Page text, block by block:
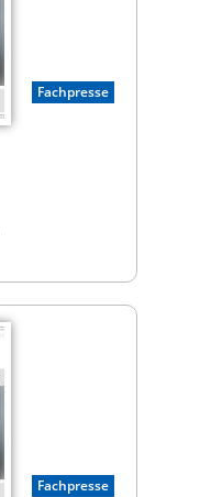
Fachpresse
Fachpresse